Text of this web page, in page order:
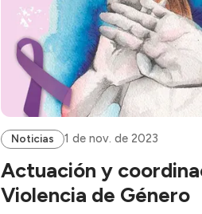
Noticias 1 de nov. de 2023
Actuación y
Violencia de Género